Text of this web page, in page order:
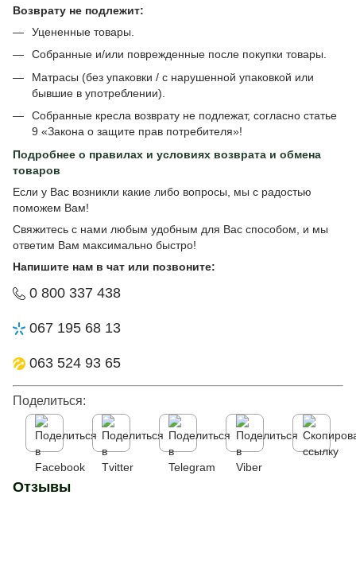
Возврату не подлежит:
Уцененные товары.
Собранные и/или поврежденные после покупки товары.
Матрасы (без упаковки / с нарушенной упаковкой или
бывшие в употреблении).
Собранные кресла возврату не подлежат, согласно статье
9 «Закона о защите прав потребителя»!
Подробнее о правилах и условиях возврата и обмена
товаров
Если у Вас возникли какие либо вопросы, мы с радостью
поможем Вам!
Свяжитесь с нами любым удобным для Вас способом, и мы
ответим Вам максимально быстро!
Напишите нам в чат или позвоните:
0 800 337 438
067 195 68 13
063 524 93 65
Поделиться:
Отзывы